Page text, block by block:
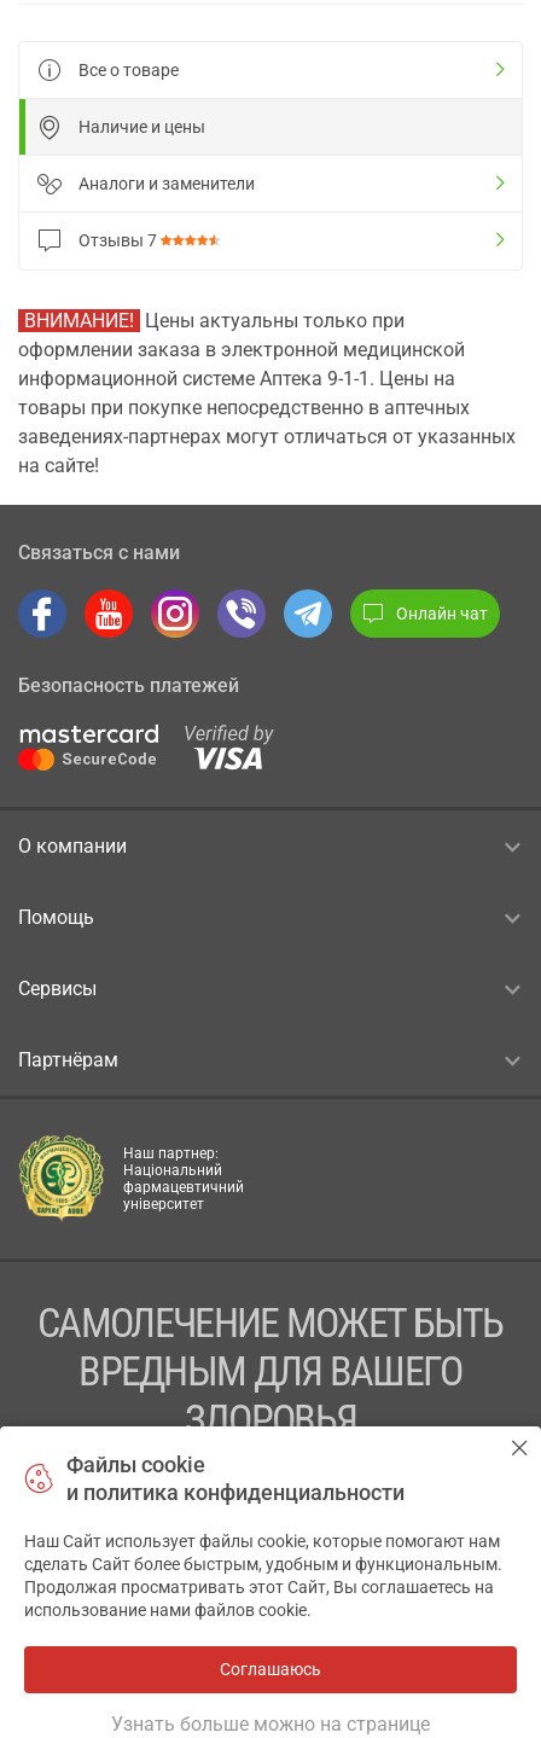
Все о товаре
Наличие и цены
Аналоги и заменители
Отзывы 7
ВНИМАНИЕ! Цены актуальны только при
оформлении заказа в электронной медицинской
информационной системе Аптека 9-1-1. Цены на
товары при покупке непосредственно в аптечных
заведениях-партнерах могут отличаться от указанных
на сайте!
Связаться с нами
Онлайн чат
Безопасность платежей
О компании
Помощь
Сервисы
Партнёрам
Наш партнер:
Національний
фармацевтичний
університет
САМОЛЕЧЕНИЕ МОЖЕТ БЫТЬ
ВРЕДНЫМ ДЛЯ ВАШЕГО
ЗДОРОВЬЯ
ПЕРЕД ПРИМЕНЕНИЕМ ПРЕПАРАТА
ПРОКОНСУЛЬТИРУЙТЕСЬ С ВРАЧОМ
ТОВ «АПТЕКА 911.ЮА» Код ЄДРПОУ 43631965.
Отказ от ответственности
АПТЕКА911.ЮА
Файлы cookie
и политика конфиденциальности
Наш Сайт использует файлы cookie, которые помогают нам
сделать Сайт более быстрым, удобным и функциональным.
Продолжая просматривать этот Сайт, Вы соглашаетесь на
использование нами файлов cookie.
Соглашаюсь
Узнать больше можно на странице
✕